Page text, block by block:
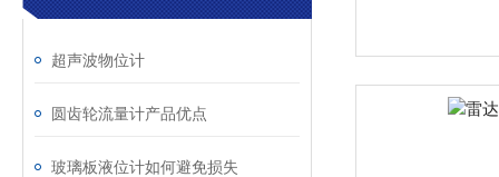
超声波物位计
圆齿轮流量计产品优点
玻璃板液位计如何避免损失